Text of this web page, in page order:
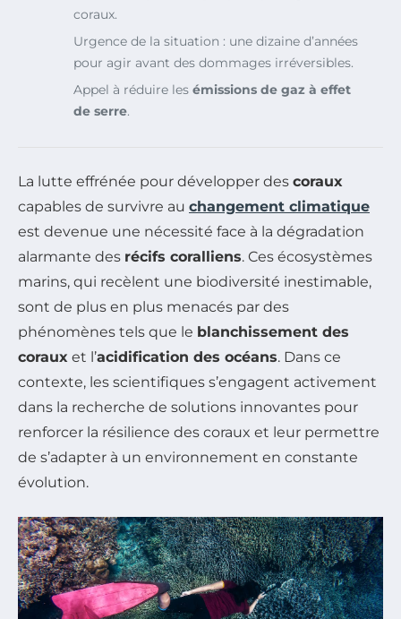
coraux.
Urgence de la situation : une dizaine d’années
pour agir avant des dommages irréversibles.
Appel à réduire les émissions de gaz à effet
de serre.
La lutte effrénée pour développer des coraux
capables de survivre au changement climatique
est devenue une nécessité face à la dégradation
alarmante des récifs coralliens. Ces écosystèmes
marins, qui recèlent une biodiversité inestimable,
sont de plus en plus menacés par des
phénomènes tels que le blanchissement des
coraux et l’acidification des océans. Dans ce
contexte, les scientifiques s’engagent activement
dans la recherche de solutions innovantes pour
renforcer la résilience des coraux et leur permettre
de s’adapter à un environnement en constante
évolution.